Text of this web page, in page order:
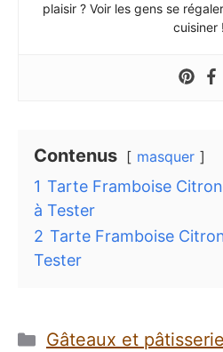
plaisir ? Voir les gens se
cuisiner !
Contenus masquer
1 Tarte Framboise
à Tester
2 Tarte Framboise
Tester
Catégories
Gâteaux et